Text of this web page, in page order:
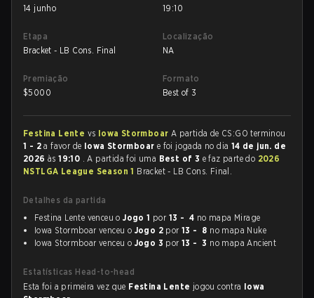
14 junho
19:10
Etapa
Bracket - LB Cons. Final
Localização
NA
Premiação
$5000
Formato
Best of 3
Festina Lente vs Iowa Stormboar A partida de CS:GO terminou
1 - 2 a favor de Iowa Stormboar e foi jogada no dia 14 de jun. de
2026 às19:10 . A partida foi uma Best of 3 e faz parte do 2026
NSTLGA League Season 1 Bracket - LB Cons. Final.
Detalhes da partida
Festina Lente venceu oJogo 1 por 13 - 4 no mapa Mirage
Iowa Stormboar venceu o Jogo 2 por13 - 8 no mapa Nuke
Iowa Stormboar venceu o Jogo 3 por13 - 3 no mapa Ancient
Estatísticas Head-to-head
Esta foi a primeira vez que Festina Lente jogou contra Iowa